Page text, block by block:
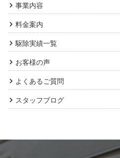
事業内容
料金案内
駆除実績一覧
お客様の声
よくあるご質問
スタッフブログ